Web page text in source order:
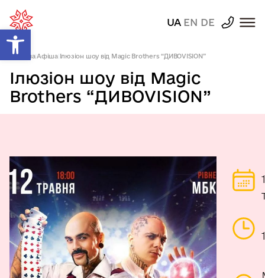
Відкрити Панель інструментів
UA EN DE
Головна|Афіша| Ілюзіон шоу від Magic Brothers “ДИВОVISION”
Ілюзіон шоу від Magic
Brothers “ДИВОVISION”